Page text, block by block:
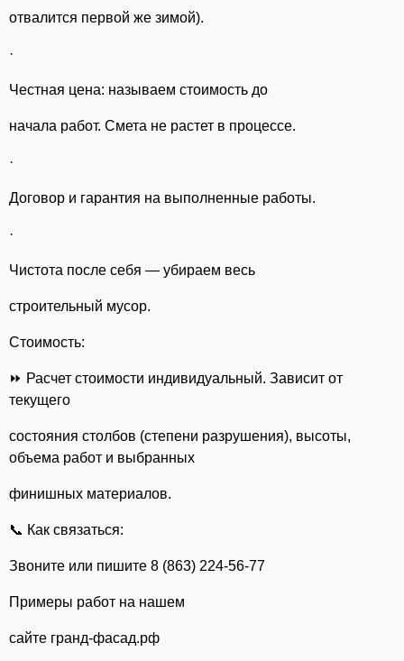
отвалится первой же зимой).
·
Честная цена: называем стоимость до
начала работ. Смета не растет в процессе.
·
Договор и гарантия на выполненные работы.
·
Чистота после себя — убираем весь
строительный мусор.
Стоимость:
⏩ Расчет стоимости индивидуальный. Зависит от
текущего
состояния столбов (степени разрушения), высоты,
объема работ и выбранных
финишных материалов.
📞 Как связаться:
Звоните или пишите 8 (863) 224-56-77
Примеры работ на нашем
сайте гранд-фасад.рф